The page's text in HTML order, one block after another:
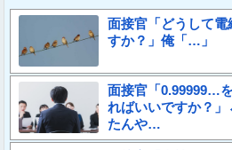
面接官「どうして
すか？」俺「…」
面接官「0.99999…
ればいいですか？
たんや…